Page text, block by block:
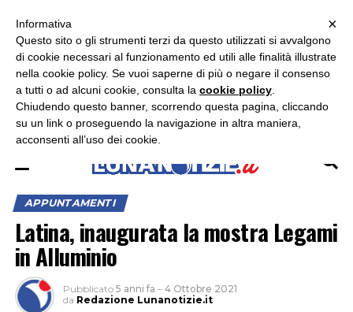
ASCOLTA RADIO LUNA
APPUNTAMENTI
Latina, inaugurata la mostra Legami
in Alluminio
Pubblicato 5 anni fa – 4 Ottobre 2021
da Redazione Lunanotizie.it
×
×
Informativa
Questo sito o gli strumenti terzi da questo utilizzati si avvalgono
di cookie necessari al funzionamento ed utili alle finalità illustrate
nella cookie policy. Se vuoi saperne di più o negare il consenso
a tutti o ad alcuni cookie, consulta la cookie policy
Chiudendo questo banner, scorrendo questa pagina, cliccando
su un link o proseguendo la navigazione in altra maniera,
acconsenti all’uso dei cookie.